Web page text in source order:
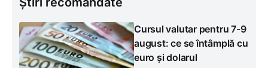
Cursul valutar pentru 7-9
august: ce se întâmplă cu
euro și dolarul